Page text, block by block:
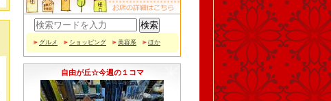
顧問契約 】 冷え性改善協会は、小規模の
エステサロン、リ..
グルメ ショッピング 美容系 ほか
自由が丘☆今週の１コマ